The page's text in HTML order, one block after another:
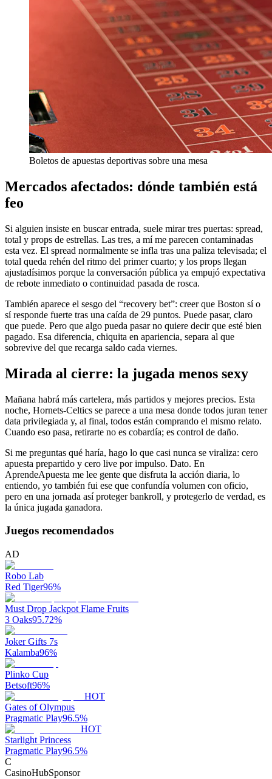
Boletos de apuestas deportivas sobre una mesa
Mercados afectados: dónde también está
feo
Si alguien insiste en buscar entrada, suele mirar tres puertas: spread,
total y props de estrellas. Las tres, a mí me parecen contaminadas
esta vez. El spread normalmente se infla tras una paliza televisada; el
total queda rehén del ritmo del primer cuarto; y los props llegan
ajustadísimos porque la conversación pública ya empujó expectativa
de rebote inmediato o continuidad pasada de rosca.
También aparece el sesgo del “recovery bet”: creer que Boston sí o
sí responde fuerte tras una caída de 29 puntos. Puede pasar, claro
que puede. Pero que algo pueda pasar no quiere decir que esté bien
pagado. Esa diferencia, chiquita en apariencia, separa al que
sobrevive del que recarga saldo cada viernes.
Mirada al cierre: la jugada menos sexy
Mañana habrá más cartelera, más partidos y mejores precios. Esta
noche, Hornets-Celtics se parece a una mesa donde todos juran tener
data privilegiada y, al final, todos están comprando el mismo relato.
Cuando eso pasa, retirarte no es cobardía; es control de daño.
Si me preguntas qué haría, hago lo que casi nunca se viraliza: cero
apuesta prepartido y cero live por impulso. Dato. En
AprendeApuesta me lee gente que disfruta la acción diaria, lo
entiendo, yo también fui ese que confundía volumen con oficio,
pero en una jornada así proteger bankroll, y protegerlo de verdad, es
la única jugada ganadora.
Juegos recomendados
AD
Robo Lab
Red Tiger96%
Must Drop Jackpot Flame Fruits
3 Oaks95.72%
Joker Gifts 7s
Kalamba96%
Plinko Cup
Betsoft96%
HOT
Gates of Olympus
Pragmatic Play96.5%
HOT
Starlight Princess
Pragmatic Play96.5%
C
CasinoHubSponsor